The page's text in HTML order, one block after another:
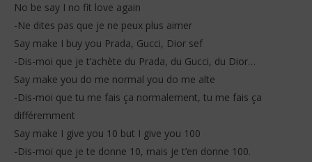
No be say I no fit love again
-Ne dites pas que je ne peux plus aimer
Say make I buy you Prada, Gucci, Dior sef
-Dis-moi que je t’achète du Prada, du Gucci, du Dior…
Say make you do me normal you do me alte
-Dis-moi que tu me fais ça normalement, tu me fais ça
différemment
Say make I give you 10 but I give you 100
-Dis-moi que je te donne 10, mais je t’en donne 100.